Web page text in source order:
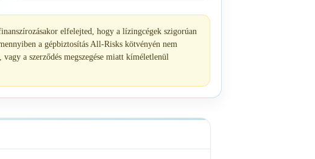
elfelejted, hogy a lízingcégek szigorúan
a gépbiztosítás All-Risks kötvényén nem
a szerződés megszegése miatt kíméletlenül